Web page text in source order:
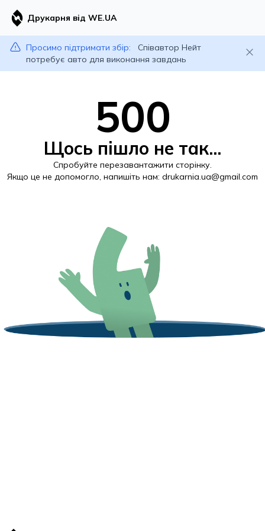
Друкарня від WE.UA
Просимо підтримати збір:
Співавтор Нейт
потребує авто для виконання завдань
500
Щось пішло не так...
Спробуйте перезавантажити сторінку.
Якщо це не допомогло, напишіть нам: drukarnia.ua@gmail.com